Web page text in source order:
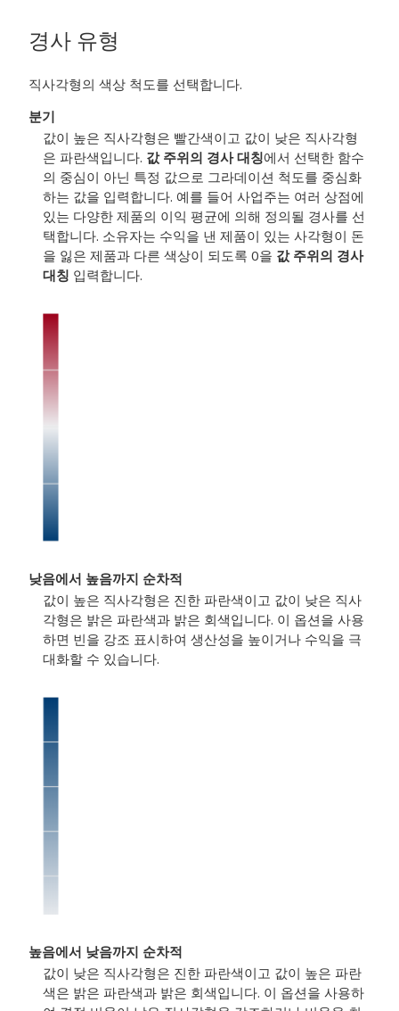
경사 유형
직사각형의 색상 척도를 선택합니다.
분기
값이 높은 직사각형은 빨간색이고 값이 낮은 직사각형
은 파란색입니다. 값 주위의 경사 대칭에서 선택한 함수
의 중심이 아닌 특정 값으로 그라데이션 척도를 중심화
하는 값을 입력합니다. 예를 들어 사업주는 여러 상점에
있는 다양한 제품의 이익 평균에 의해 정의될 경사를 선
택합니다. 소유자는 수익을 낸 제품이 있는 사각형이 돈
을 잃은 제품과 다른 색상이 되도록 0을 값 주위의 경사
대칭 입력합니다.
낮음에서 높음까지 순차적
값이 높은 직사각형은 진한 파란색이고 값이 낮은 직사
각형은 밝은 파란색과 밝은 회색입니다. 이 옵션을 사용
하면 빈을 강조 표시하여 생산성을 높이거나 수익을 극
대화할 수 있습니다.
높음에서 낮음까지 순차적
값이 낮은 직사각형은 진한 파란색이고 값이 높은 파란
색은 밝은 파란색과 밝은 회색입니다. 이 옵션을 사용하